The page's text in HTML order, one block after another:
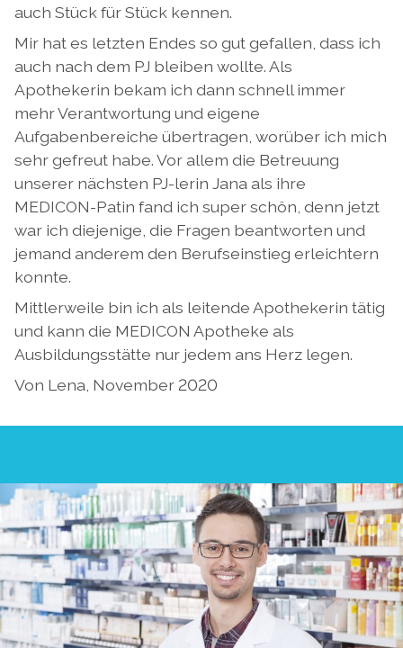
auch Stück für Stück kennen.
Mir hat es letzten Endes so gut gefallen, dass ich
auch nach dem PJ bleiben wollte. Als
Apothekerin bekam ich dann schnell immer
mehr Verantwortung und eigene
Aufgabenbereiche übertragen, worüber ich mich
sehr gefreut habe. Vor allem die Betreuung
unserer nächsten PJ-lerin Jana als ihre
MEDICON-Patin fand ich super schön, denn jetzt
war ich diejenige, die Fragen beantworten und
jemand anderem den Berufseinstieg erleichtern
konnte.
Mittlerweile bin ich als leitende Apothekerin tätig
und kann die MEDICON Apotheke als
Ausbildungsstätte nur jedem ans Herz legen.
Von Lena, November 2020